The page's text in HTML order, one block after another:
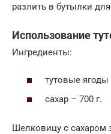
разлить в бутылки
Использование
Ингредиенты:
тутовые ягоды
сахар – 700 г.
Шелковицу с сахаром